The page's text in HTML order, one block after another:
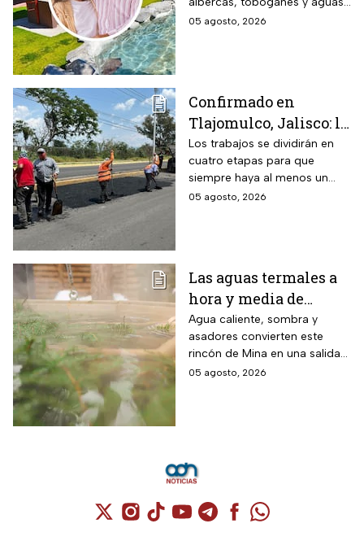
pesos para este grupo
de adultos mayores
termales, con tarifas
05 agosto, 2026
Confirmado en
Tlajomulco, Jalisco: la
avenida Jesús Michel
(ex 8 de Julio) seguirá
con obras hasta
diciembre 2026 y este
Los trabajos se dividirán en
cuatro etapas para que
siempre haya al menos un
carril habilitado en cada
05 agosto, 2026
Las aguas termales a
hora y media de
Monterrey, Nuevo
León, donde la
entrada cuesta desde
$30 pesos y este grupo
Agua caliente, sombra y
asadores convierten este
rincón de Mina en una salida
sencilla para pasar el día en
05 agosto, 2026
Cuenta de X / Twitter (se abre en una
Cuenta de Instagram (se abre en una
Cuenta de TikTok (se abre en
Cuenta de YouTube (se abre
Cuenta de Telegram (se
Cuenta de
Cuenta de